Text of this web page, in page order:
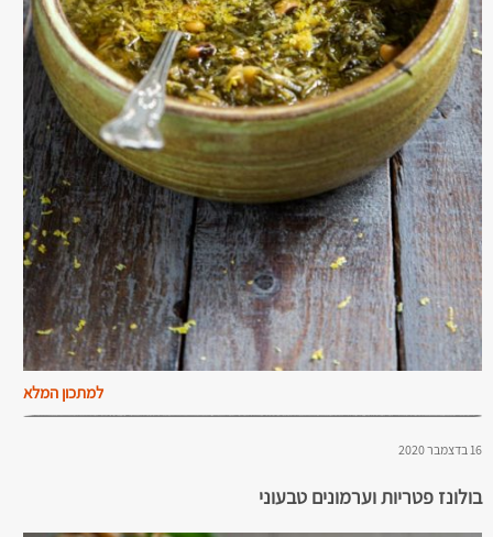
למתכון המלא
16 בדצמבר 2020
בולונז פטריות וערמונים טבעוני